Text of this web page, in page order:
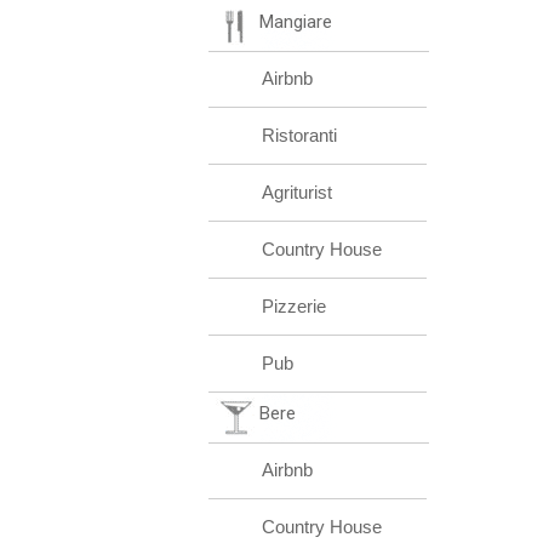
Mangiare
Airbnb
Ristoranti
Agriturist
Country House
Pizzerie
Pub
Bere
Airbnb
Country House